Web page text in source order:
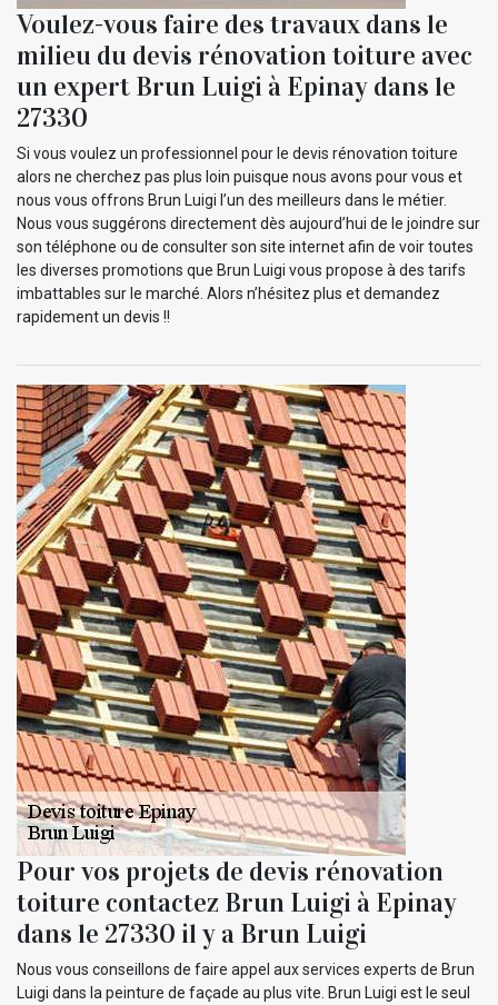
Voulez-vous faire des travaux dans le
milieu du devis rénovation toiture avec
un expert Brun Luigi à Epinay dans le
27330
Si vous voulez un professionnel pour le devis rénovation toiture
alors ne cherchez pas plus loin puisque nous avons pour vous et
nous vous offrons Brun Luigi l’un des meilleurs dans le métier.
Nous vous suggérons directement dès aujourd’hui de le joindre sur
son téléphone ou de consulter son site internet afin de voir toutes
les diverses promotions que Brun Luigi vous propose à des tarifs
imbattables sur le marché. Alors n’hésitez plus et demandez
rapidement un devis !!
Pour vos projets de devis rénovation
toiture contactez Brun Luigi à Epinay
dans le 27330 il y a Brun Luigi
Nous vous conseillons de faire appel aux services experts de Brun
Luigi dans la peinture de façade au plus vite. Brun Luigi est le seul